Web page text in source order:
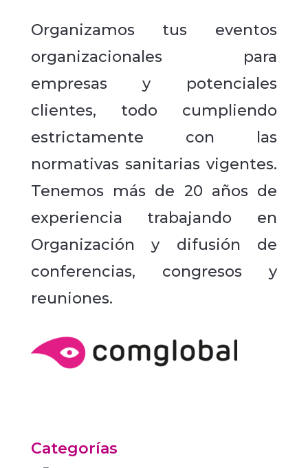
Organizamos tus eventos
organizacionales para
empresas y potenciales
clientes, todo cumpliendo
estrictamente con las
normativas sanitarias vigentes.
Tenemos más de 20 años de
experiencia trabajando en
Organización y difusión de
conferencias, congresos y
reuniones.
Categorías